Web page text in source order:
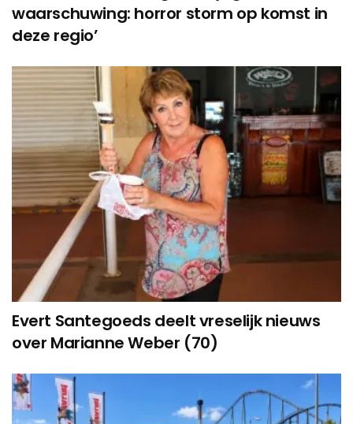
waarschuwing: horror storm op komst in
deze regio’
Evert Santegoeds deelt vreselijk nieuws
over Marianne Weber (70)